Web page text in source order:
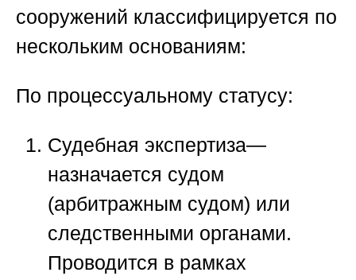
сооружений классифицируется по
нескольким основаниям:
По процессуальному статусу:
Судебная экспертиза—
назначается судом
(арбитражным судом) или
следственными органами.
Проводится в рамках